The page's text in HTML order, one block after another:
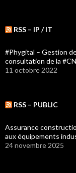
RSS – IP / IT
#Phygital – Gestion
consultation de la
11 octobre 2022
RSS – PUBLIC
Assurance
aux équipements
24 novembre 2025